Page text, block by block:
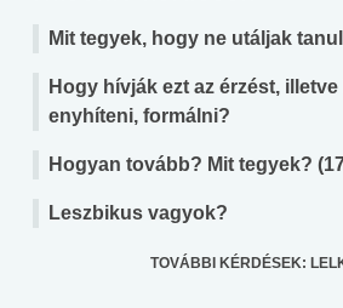
Mit tegyek, hogy ne utáljak
Hogy hívják ezt az érzést,
enyhíteni, formálni?
Hogyan tovább? Mit tegyek?
Leszbikus vagyok?
TOVÁBBI KÉRDÉSEK: